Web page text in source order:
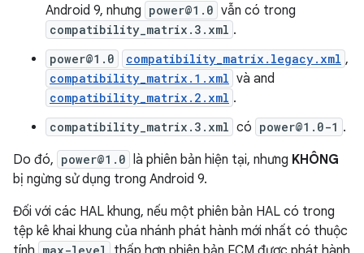
Android 9, nhưng power@1.0 vẫn có trong
compatibility_matrix.3.xml .
power@1.0 compatibility_matrix.legacy.xml ,
compatibility_matrix.1.xml và and
compatibility_matrix.2.xml .
compatibility_matrix.3.xml có power@1.0-1 .
Do đó, power@1.0 là phiên bản hiện tại, nhưng KHÔNG
bị ngừng sử dụng trong Android 9.
Đối với các HAL khung, nếu một phiên bản HAL có trong
tệp kê khai khung của nhánh phát hành mới nhất có thuộc